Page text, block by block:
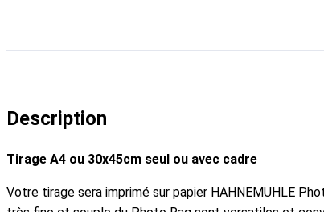
Description
Tirage A4 ou 30x45cm seul ou avec cadre
Votre tirage sera imprimé sur papier HAHNEMUHLE